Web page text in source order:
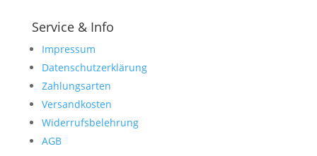
Service & Info
Impressum
Datenschutzerklärung
Zahlungsarten
Versandkosten
Widerrufsbelehrung
AGB